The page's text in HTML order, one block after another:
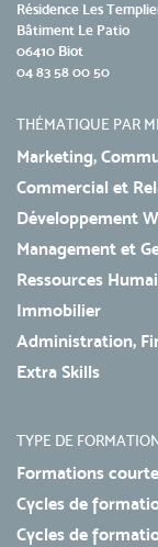
Résidence Les
Bâtiment Le Patio
06410 Biot
04 83 58 00 50
THÉMATIQUE PAR
Marketing,
Commercial et
Développement
Management et
Ressources
Immobilier
Administration,
Extra Skills
TYPE DE
Formations
Cycles de
Cycles de